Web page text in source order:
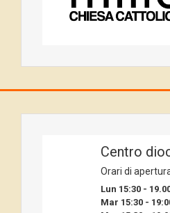
Centro
Orari di
Lun 15:30 -
Mar 15:30 -